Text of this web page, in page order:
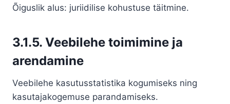
Õiguslik alus: juriidilise kohustuse täitmine.
3.1.5. Veebilehe toimimine ja
arendamine
Veebilehe kasutusstatistika kogumiseks ning
kasutajakogemuse parandamiseks.